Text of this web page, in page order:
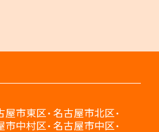
屋市東区 名古屋市北区
市中村区 名古屋市中区